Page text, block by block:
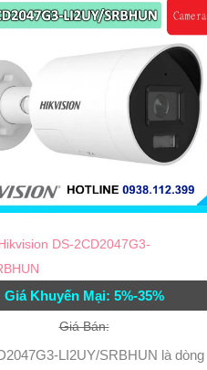
DS-2CD2047G3-
Giá Khuyến Mại: 5%-35%
Giá Bán:
LI2UY/SRBHUN là dòng